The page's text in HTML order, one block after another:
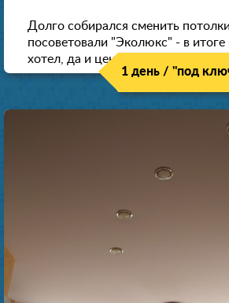
Долго собирался сменить
посоветовали "Эколюкс" - в итоге
хотел, да и цена нормальная.
1 день / "под